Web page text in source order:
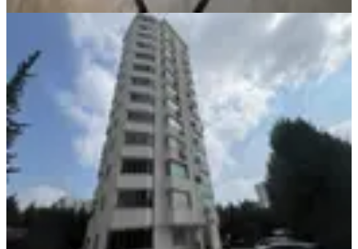
Gürselpaşa'da/yeni Bina/3
Cephe/2+1/k.mutfak/ç.banyo/full
Eşyalı
Seyhan, Gürselpaşa Mahallesi
2+1 ·125 m² ·4. Kat· 07.08.2026
34.750 ₺
KARAASLAN GAYRİMENKUL Uğur Süleyman Karaaslan
Ara